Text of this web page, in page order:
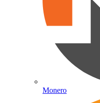
Monero